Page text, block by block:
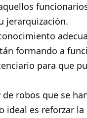
jerarquización.
formando a
para que
robos que se
es reforzar